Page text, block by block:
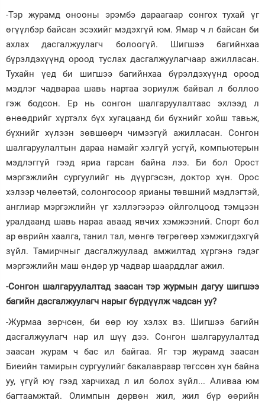
-Тэр журамд онооны эрэмбэ дараагаар сонгох тухай үг
өгүүлбэр байсан эсэхийг мэдэхгүй юм. Ямар ч л байсан би
ахлах дасгалжуулагч болоогүй. Шигшээ багийнхаа
бүрэлдэхүүнд ороод туслах дасгалжуулагчаар ажилласан.
Тухайн үед би шигшээ багийнхаа бүрэлдэхүүнд ороод
мэдлэг чадвараа шавь нартаа зориулж байвал л боллоо
гэж бодсон. Ер нь сонгон шалгаруулалтаас эхлээд л
өнөөдрийг хүртэлх бүх хугацаанд би бүхнийг хойш тавьж,
бүхнийг хүлээн зөвшөөрч чимээгүй ажилласан. Сонгон
шалгаруулалтын дараа намайг хэлгүй усгүй, компьютерын
мэдлэггүй гээд яриа гарсан байна лээ. Би бол Орост
мэргэжлийн сургуулийг нь дүүргэсэн, доктор хүн. Орос
хэлээр чөлөөтэй, солонгосоор ярианы төвшний мэдлэгтэй,
англиар мэргэжлийн үг хэллэгээрээ ойлголцоод тэмцээн
уралдаанд шавь нараа аваад явчих хэмжээний. Спорт бол
ар өврийн хаалга, танил тал, мөнгө төгрөгөөр хэмжигдэхгүй
зүйл. Тамирчныг дасгалжуулаад амжилтад хүргэнэ гэдэг
мэргэжлийн маш өндөр ур чадвар шаарддлаг ажил.
-Сонгон шалгаруулалтад заасан тэр журмын дагуу шигшээ
багийн дасгалжуулагч нарыг бүрдүүлж чадсан уу?
-Журмаа зөрчсөн, би өөр юу хэлэх вэ. Шигшээ багийн
дасгалжуулагч нар ил шүү дээ. Сонгон шалгаруулалтад
заасан журам ч бас ил байгаа. Яг тэр журамд заасан
Биеийн тамирын сургуулийг бакалавраар төгссөн хүн байна
уу, үгүй юү гээд харчихад л ил болох зүйл... Аливаа юм
багтаамжтай. Олимпын дөрвөн жил, жил бүр өөрийн